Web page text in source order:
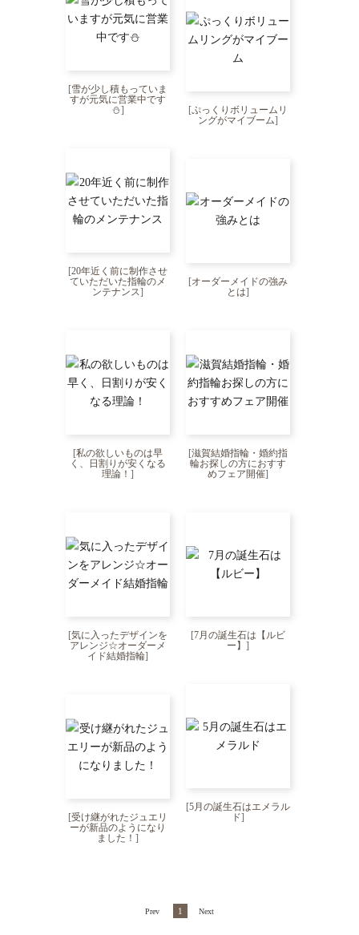
[雪が少し積もっていま
すが元気に営業中です
⛄] [ぷっくりボリュームリ
ングがマイブーム]
[20年近く前に制作させ
ていただいた指輪のメ
ンテナンス]
[オーダーメイドの強み
とは]
[私の欲しいものは早
く、日割りが安くなる
理論！ ]
[滋賀結婚指輪・婚約指
輪お探しの方におすす
めフェア開催]
[気に入ったデザインを
アレンジ☆オーダーメ
イド結婚指輪]
[7月の誕生石は【ルビ
ー】 ]
[5月の誕生石はエメラル
ド]
[受け継がれたジュエリ
ーが新品のようになり
ました！ ]
Prev 1 Next